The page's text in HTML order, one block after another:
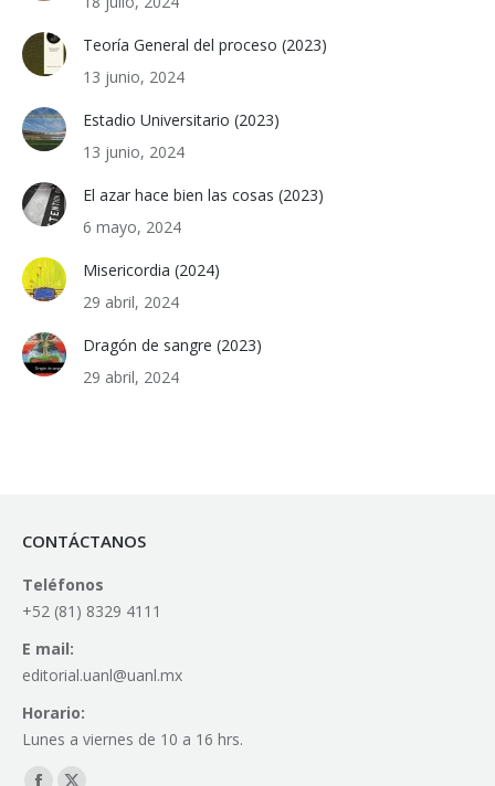
Teoría General del proceso (2023)
13 junio, 2024
Estadio Universitario (2023)
13 junio, 2024
El azar hace bien las cosas (2023)
6 mayo, 2024
Misericordia (2024)
29 abril, 2024
Dragón de sangre (2023)
29 abril, 2024
CONTÁCTANOS
Teléfonos
+52 (81) 8329 4111
E mail:
editorial.uanl@uanl.mx
Horario:
Lunes a viernes de 10 a 16 hrs.
Find us on: